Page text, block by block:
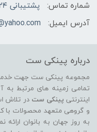
شماره تماس:
پشتیبانی ۲۴ ساعته: 09196726260
آدرس ایمیل:
درباره پینکی ست
مجموعه پینکی ست جهت
تمامی زمینه های مرتبط به
اینترنتی پینکی ست در تلاش
و گروهی متعهد محصولات با
به روز جهان به بانوان